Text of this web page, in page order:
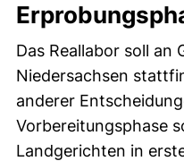
Das Reallabor soll an
Niedersachsen
anderer
Vorbereitungsphase
Landgerichten in